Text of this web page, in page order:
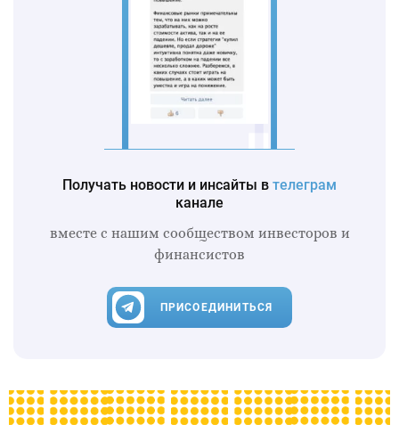
Получать новости и инсайты в телеграм
канале
вместе с нашим сообществом инвесторов и
финансистов
ПРИСОЕДИНИТЬСЯ